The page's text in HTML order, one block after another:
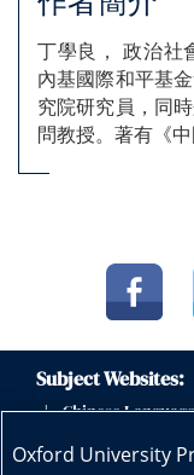
丁學良， 政治社
內基國際和平基
究院研究員，同
問教授。著有《中
Subject Websites:
| Chinese Language
Science
Oxford University